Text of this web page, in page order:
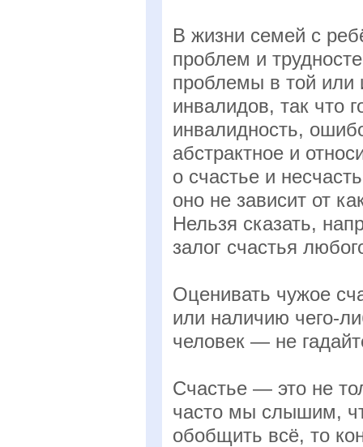
В жизни семей с
проблем и
проблемы в той или
инвалидов, так что
инвалидность,
абстрактное и
о счастье и
оно не зависит от
Нельзя сказать,
залог счастья
Оценивать чужое
или наличию чего-
человек — не
Счастье — это не
часто мы слышим,
обобщить всё, то